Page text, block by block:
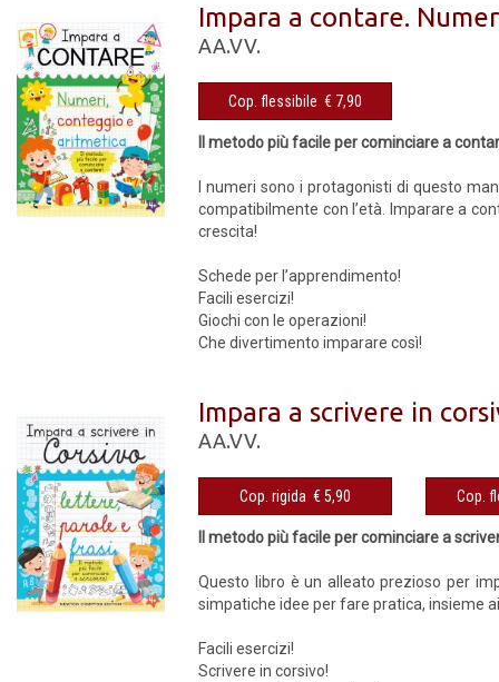
Impara a contare.
AA.VV.
Cop. flessibile € 7,90
Il metodo più facile per cominciare a
I numeri sono i protagonisti di questo
compatibilmente con l’età. Imparare a
crescita!
Schede per l’apprendimento!
Facili esercizi!
Giochi con le operazioni!
Che divertimento imparare così!
Impara a scrivere in
AA.VV.
Cop. rigida € 5,90
Il metodo più facile per cominciare a
Questo libro è un alleato prezioso per
simpatiche idee per fare pratica, insieme
Facili esercizi!
Scrivere in corsivo!